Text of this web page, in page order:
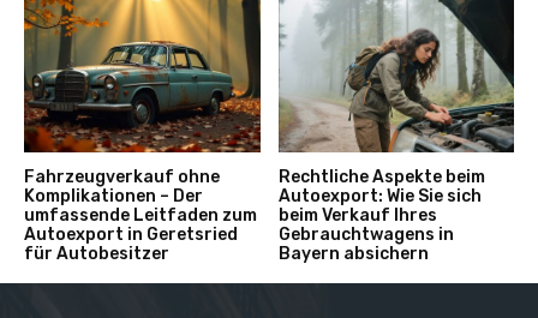
Fahrzeugverkauf ohne
Komplikationen – Der
umfassende Leitfaden zum
Autoexport in Geretsried
für Autobesitzer
Rechtliche Aspekte beim
Autoexport: Wie Sie sich
beim Verkauf Ihres
Gebrauchtwagens in
Bayern absichern